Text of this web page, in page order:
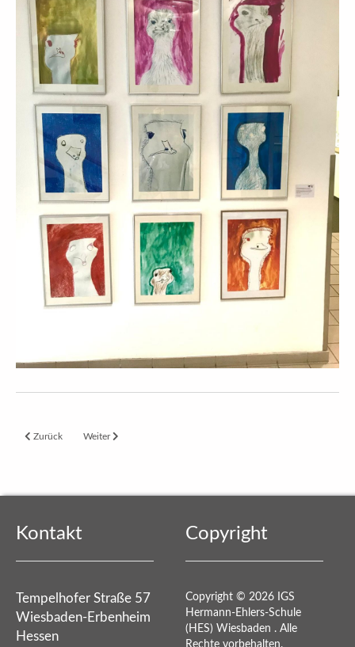
Vorheriger Beitrag: Unsere Schule wird bunter – Kreatives Gestalten im
Zurück Nächster Beitrag: Fortlaufender Blog: Italien-Skifahrt der Klassen
Weiter
Kontakt
Tempelhofer Straße 57
Wiesbaden-Erbenheim
Hessen
Copyright
Copyright © 2026 IGS
Hermann-Ehlers-Schule
(HES) Wiesbaden . Alle
Rechte vorbehalten.